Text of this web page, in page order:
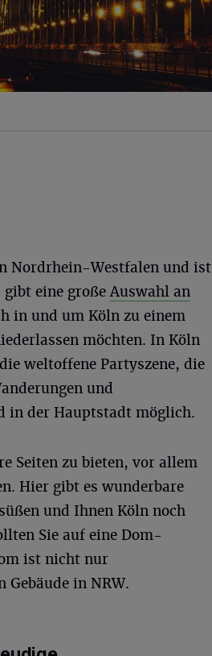
Nordrhein-Westfalen und ist
gibt eine großeAuswahl an
in und um Köln zu einem
möchten. In Köln
weltoffene Partyszene, die
und
in der Hauptstadt möglich.
Seiten zu bieten, vor allem
Hier gibt es wunderbare
und Ihnen Köln noch
Sie auf eine Dom-
ist nicht nur
in NRW.